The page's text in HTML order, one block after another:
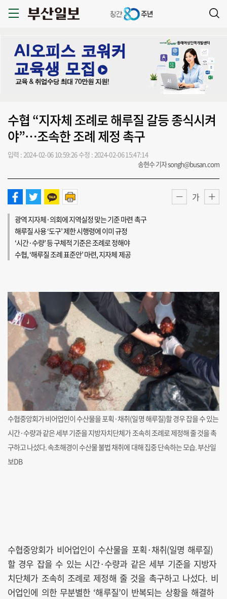
수협 “지자체 조례로 해루질 갈등 종식시켜
야”…조속한 조례 제정 촉구
입력 : 2024-02-06 10:59:26수정 : 2024-02-06 15:47:14
송현수 기자 songh@busan.com
가
광역 지자체·의회에 지역실정 맞는 기준 마련 촉구
해루질 사용 ‘도구’ 제한 시행령에 이미 규정
‘시간·수량’ 등 구체적 기준은 조례로 정해야
수협, ‘해루질 조례 표준안’ 마련, 지자체 제공
수협중앙회가 비어업인이 수산물을 포획·채취(일명 해루질)할 경우 잡을 수 있는
시간·수량과 같은 세부 기준을 지방자치단체가 조속히 조례로 제정해 줄 것을 촉
구하고 나섰다. 속초해경이 수산물 불법 채취에 대해 집중 단속하는 모습. 부산일
보DB
수협중앙회가 비어업인이 수산물을 포획·채취(일명 해루질)
할 경우 잡을 수 있는 시간·수량과 같은 세부 기준을 지방자
치단체가 조속히 조례로 제정해 줄 것을 촉구하고 나섰다. 비
어업인에 의한 무분별한 ‘해루질’이 반복되는 상황을 해결하